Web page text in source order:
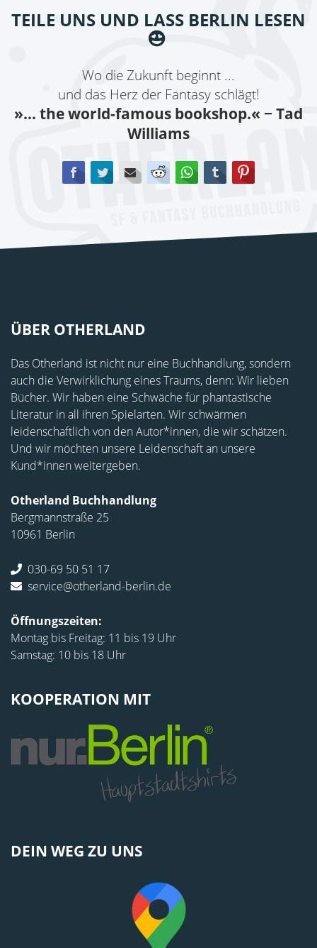
TEILE UNS UND LASS BERLIN LESEN
Wo die Zukunft beginnt ...
und das Herz der Fantasy schlägt!
»... the world-famous bookshop.« − Tad
Williams
FacebookTwitterE-mail Reddit WhatsApp
tumblr
ÜBER OTHERLAND
Das Otherland ist nicht nur eine Buchhandlung, sondern
auch die Verwirklichung eines Traums, denn: Wir lieben
Bücher. Wir haben eine Schwäche für phantastische
Literatur in all ihren Spielarten. Wir schwärmen
leidenschaftlich von den Autor*innen, die wir schätzen.
Und wir möchten unsere Leidenschaft an unsere
Kund*innen weitergeben.
Otherland Buchhandlung
Bergmannstraße 25
10961 Berlin
030-69 50 51 17
service@otherland-berlin.de
Öffnungszeiten:
Montag bis Freitag: 11 bis 19 Uhr
Samstag: 10 bis 18 Uhr
KOOPERATION MIT
DEIN WEG ZU UNS